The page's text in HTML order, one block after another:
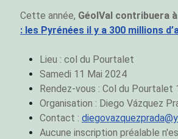
Cette année, GéolVal contribuera
: les Pyrénées il y a 300 millions
Lieu : col du Pourtalet
Samedi 11 Mai 2024
Rendez-vous : Col du Pourtalet
Organisation : Diego Vázquez
Contact :
Aucune inscription préalable